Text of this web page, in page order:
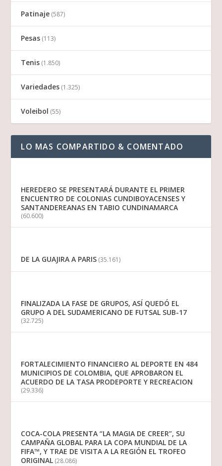
Patinaje (587)
Pesas (113)
Tenis (1.850)
Variedades (1.325)
Voleibol (55)
LO MAS COMPARTIDO & COMENTADO
HEREDERO SE PRESENTARÁ DURANTE EL PRIMER
ENCUENTRO DE COLONIAS CUNDIBOYACENSES Y
SANTANDEREANAS EN TABIO CUNDINAMARCA
(60.600)
DE LA GUAJIRA A PARIS (35.161)
FINALIZADA LA FASE DE GRUPOS, ASÍ QUEDÓ EL
GRUPO A DEL SUDAMERICANO DE FUTSAL SUB-17
(32.725)
FORTALECIMIENTO FINANCIERO AL DEPORTE EN 484
MUNICIPIOS DE COLOMBIA, QUE APROBARON EL
ACUERDO DE LA TASA PRODEPORTE Y RECREACION
(29.336)
COCA-COLA PRESENTA “LA MAGIA DE CREER”, SU
CAMPAÑA GLOBAL PARA LA COPA MUNDIAL DE LA
FIFA™, Y TRAE DE VISITA A LA REGIÓN EL TROFEO
ORIGINAL (28.086)